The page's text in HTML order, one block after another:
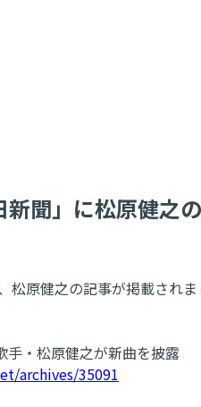
聞」に松原健之
原健之の記事が掲載されま
手・松原健之が新曲を披露
archives/35091